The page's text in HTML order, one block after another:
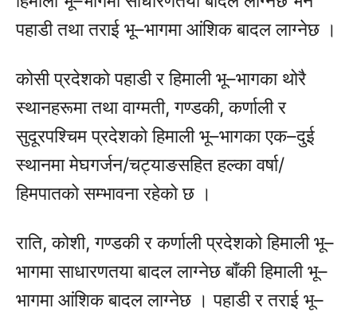
पहाडी तथा तराई भू–भागमा आंशिक बादल लाग्नेछ ।
कोसी प्रदेशको पहाडी र हिमाली भू–भागका थोरै
स्थानहरूमा तथा वाग्मती, गण्डकी, कर्णाली र
सुदूरपश्चिम प्रदेशको हिमाली भू–भागका एक–दुई
स्थानमा मेघगर्जन/चट्याङसहित हल्का वर्षा/
हिमपातको सम्भावना रहेको छ ।
राति, कोशी, गण्डकी र कर्णाली प्रदेशको हिमाली भू–
भागमा साधारणतया बादल लाग्नेछ बाँकी हिमाली भू–
भागमा आंशिक बादल लाग्नेछ । पहाडी र तराई भू–